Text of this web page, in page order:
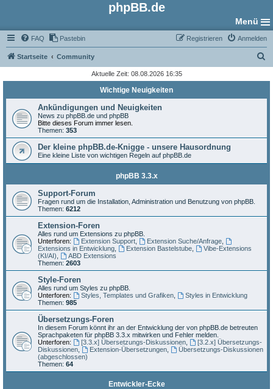
phpBB.de
Menü
FAQ Pastebin Anmelden
Registrieren
Startseite Community
h
Aktuelle Zeit: 08.08.2026 16:35
Wichtige Neuigkeiten
Ankündigungen und Neuigkeiten
News zu phpBB.de und phpBB
Bitte dieses Forum immer lesen.
Themen: 353
Der kleine phpBB.de-Knigge - unsere Hausordnung
Eine kleine Liste von wichtigen Regeln auf phpBB.de
phpBB 3.3.x
Support-Forum
Fragen rund um die Installation, Administration und Benutzung von phpBB.
Themen: 6212
Extension-Foren
Alles rund um Extensions zu phpBB.
Unterforen:
Extension Support, Extension Suche/Anfrage,
Extensions in Entwicklung
Extension Bastelstube,
Vibe-Extensions
(KI/AI)
ABD Extensions
Themen: 2603
Style-Foren
Alles rund um Styles zu phpBB.
Unterforen:
Styles, Templates und Grafiken,
Styles in Entwicklung
Themen: 985
Übersetzungs-Foren
In diesem Forum könnt ihr an der Entwicklung der von phpBB.de betreuten
Sprachpaketen für phpBB 3.3.x mitwirken und Fehler melden.
Unterforen:
[3.3.x] Übersetzungs-Diskussionen,
[3.2.x] Übersetzungs-
Diskussionen
Extension-Übersetzungen,
Übersetzungs-Diskussionen
(abgeschlossen)
Themen: 64
Entwickler-Ecke